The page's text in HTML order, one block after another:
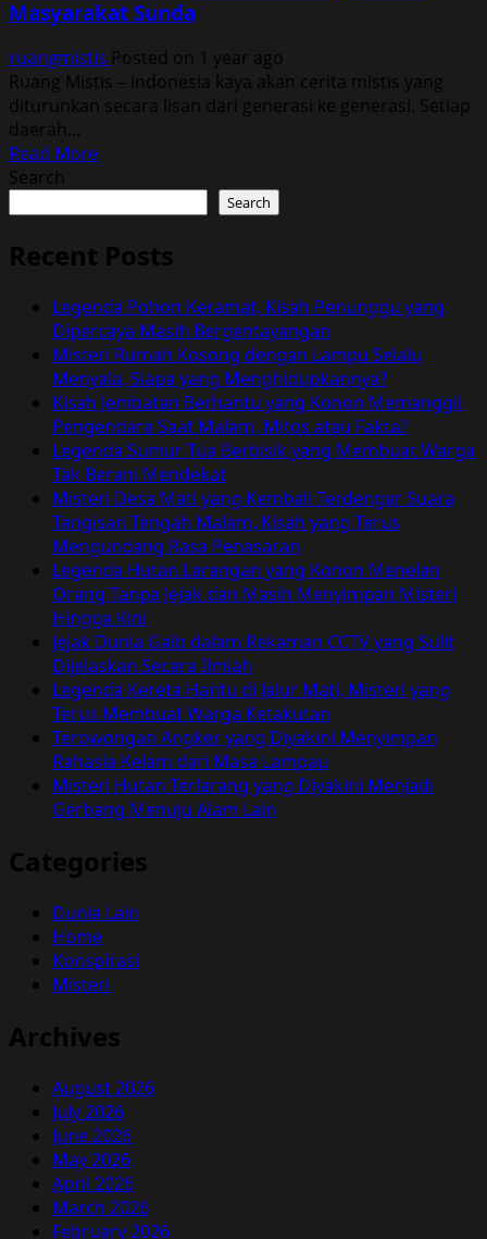
Masyarakat Sunda
ruangmistis Posted on 1 year ago
Ruang Mistis – Indonesia kaya akan cerita mistis yang
diturunkan secara lisan dari generasi ke generasi. Setiap
daerah...
Read MoreRead
Sandekala,
Cerita
Mistis
Populer
di
Masyarakat
Sunda
Search
Search
Recent Posts
Legenda Pohon Keramat, Kisah Penunggu yang
Dipercaya Masih Bergentayangan
Misteri Rumah Kosong dengan Lampu Selalu
Menyala, Siapa yang Menghidupkannya?
Kisah Jembatan Berhantu yang Konon Memanggil
Pengendara Saat Malam, Mitos atau Fakta?
Legenda Sumur Tua Berbisik yang Membuat Warga
Tak Berani Mendekat
Misteri Desa Mati yang Kembali Terdengar Suara
Tangisan Tengah Malam, Kisah yang Terus
Mengundang Rasa Penasaran
Legenda Hutan Larangan yang Konon Menelan
Orang Tanpa Jejak dan Masih Menyimpan Misteri
Hingga Kini
Jejak Dunia Gaib dalam Rekaman CCTV yang Sulit
Dijelaskan Secara Ilmiah
Legenda Kereta Hantu di Jalur Mati, Misteri yang
Terus Membuat Warga Ketakutan
Terowongan Angker yang Diyakini Menyimpan
Rahasia Kelam dari Masa Lampau
Misteri Hutan Terlarang yang Diyakini Menjadi
Gerbang Menuju Alam Lain
Categories
Dunia Lain
Home
Konspirasi
Misteri
Archives
August 2026
July 2026
June 2026
May 2026
April 2026
March 2026
February 2026